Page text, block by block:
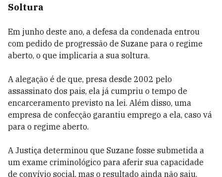
Soltura
Em junho deste ano, a defesa da condenada entrou
com pedido de progressão de Suzane para o regime
aberto, o que implicaria a sua soltura.
A alegação é de que, presa desde 2002 pelo
assassinato dos pais, ela já cumpriu o tempo de
encarceramento previsto na lei. Além disso, uma
empresa de confecção garantiu emprego a ela, caso vá
para o regime aberto.
A Justiça determinou que Suzane fosse submetida a
um exame criminológico para aferir sua capacidade
de convívio social, mas o resultado ainda não saiu.